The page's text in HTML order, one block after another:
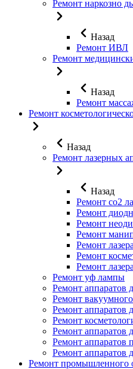
Ремонт наркозно
Назад
Ремонт ИВЛ
Ремонт
Назад
Ремонт
Ремонт
Назад
Ремонт лазерных
Назад
Ремонт co2
Ремонт
Ремонт
Ремонт
Ремонт
Ремонт
Ремонт
Ремонт уф лампы
Ремонт аппаратов
Ремонт
Ремонт аппаратов
Ремонт
Ремонт аппаратов
Ремонт аппаратов
Ремонт аппаратов
Ремонт промышленного